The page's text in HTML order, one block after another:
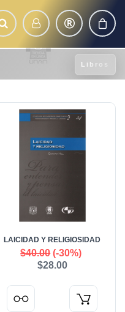
Libros
LAICIDAD Y RELIGIOSIDAD
$40.00(-30%)
$28.00